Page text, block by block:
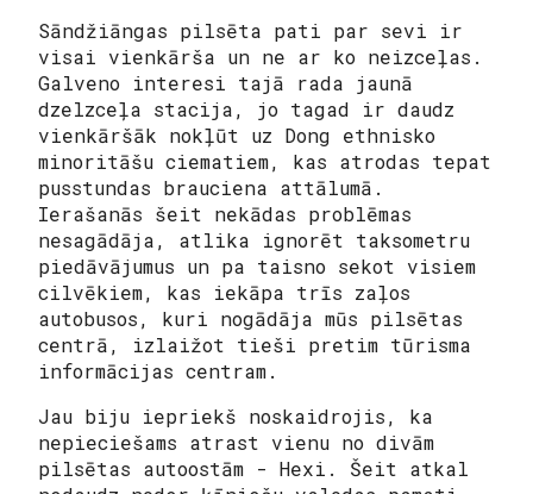
Sāndžiāngas pilsēta pati par sevi ir
visai vienkārša un ne ar ko neizceļas.
Galveno interesi tajā rada jaunā
dzelzceļa stacija, jo tagad ir daudz
vienkāršāk nokļūt uz Dong ethnisko
minoritāšu ciematiem, kas atrodas tepat
pusstundas brauciena attālumā.
Ierašanās šeit nekādas problēmas
nesagādāja, atlika ignorēt taksometru
piedāvājumus un pa taisno sekot visiem
cilvēkiem, kas iekāpa trīs zaļos
autobusos, kuri nogādāja mūs pilsētas
centrā, izlaižot tieši pretim tūrisma
informācijas centram.
Jau biju iepriekš noskaidrojis, ka
nepieciešams atrast vienu no divām
pilsētas autoostām - Hexi. Šeit atkal